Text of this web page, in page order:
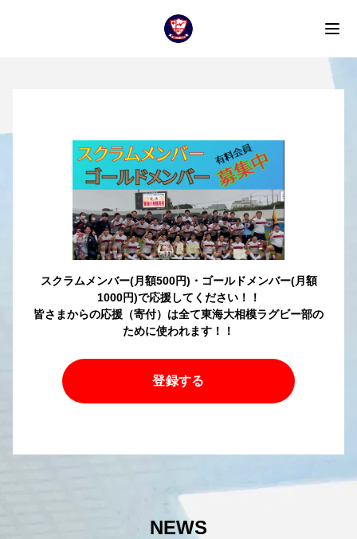
スクラムメンバー(月額500円)・ゴールドメンバー(月額
1000円)で応援してください！！
皆さまからの応援（寄付）は全て東海大相模ラグビー部の
ために使われます！！
登録する
NEWS